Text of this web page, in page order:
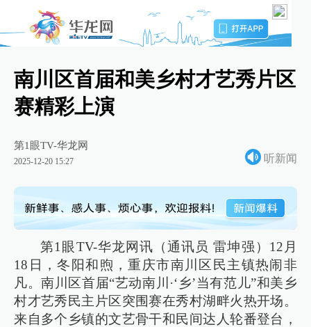
南川区首届和美乡村才艺秀片区
赛精彩上演
第1眼TV-华龙网
2025-12-20 15:27 听新闻
第1眼TV-华龙网讯（通讯员 雷坤强）12月
18日，冬阳和煦，重庆市南川区民主镇热闹非
凡。南川区首届“艺动南川·‘乡’当有范儿”和美乡
村才艺秀民主片区突围赛在秀村湖畔火热开场。
来自多个乡镇的文艺骨干和民间达人轮番登台，